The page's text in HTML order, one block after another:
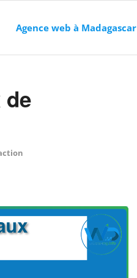
Agence web à Madagascar
de